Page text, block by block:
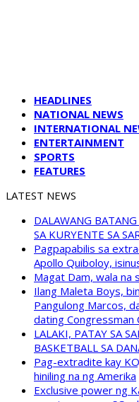
HEADLINES
NATIONAL NEWS
INTERNATIONAL
ENTERTAINMENT
SPORTS
FEATURES
LATEST NEWS
DALAWANG
SA KURYENTE SA
Pagpapabilis sa
Apollo Quiboloy,
Magat Dam, wala na
Ilang Maleta Boys,
Pangulong Marcos,
dating Congressman
LALAKI, PATAY SA
BASKETBALL SA
Pag-extradite kay
hiniling na ng Amerika
Exclusive power ng